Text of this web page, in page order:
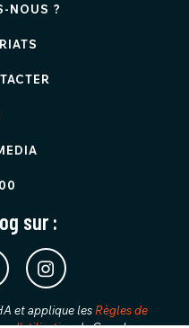
NOUS ?
sur :
et applique les Règles de